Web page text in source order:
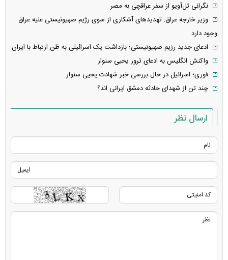
نگرانی تل‌آویو از سفر عراقچی به مصر
وزیر خارجه عراق: تهدید‌های آشکاری از سوی رژیم صهیونیستی علیه عراق
وجود دارد
ادعای جدید رژیم صهیونیستی؛ بازداشت یک اسرائیلی به ظن ارتباط با ایران
واکنش انگلیس به ادعای ترور یحیی سنوار
فوری؛ اسرائیل در حال بررسی خبر شهادت یحیی سنوار
چند تن از شهدای حادثه دمشق ایرانی اند؟
ارسال نظر